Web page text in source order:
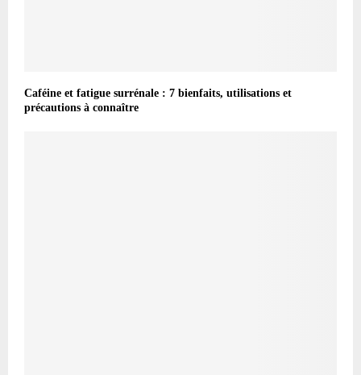
Caféine et fatigue surrénale : 7 bienfaits, utilisations et
précautions à connaître